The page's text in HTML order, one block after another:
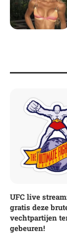
UFC live
gratis deze
vechtpartijen
gebeuren!